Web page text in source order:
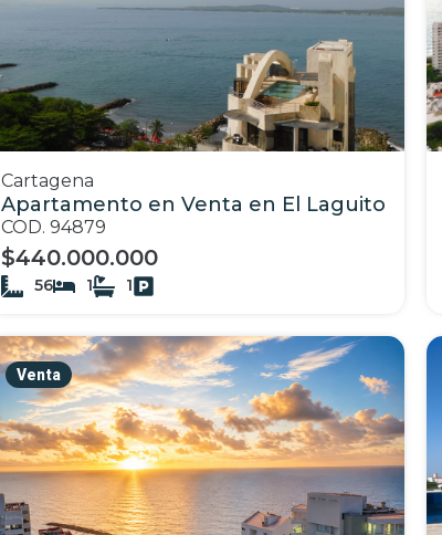
Cartagena
Apartamento en Venta en El Laguito
COD. 94879
$440.000.000
56 1 1
Venta